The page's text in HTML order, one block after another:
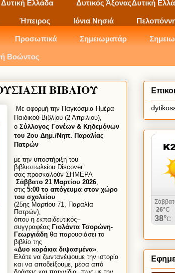
Ελλάδα Δυτικός ΆξοναςΔυτική
Ήπειρος Ιόνια Νησιά
Προσωπικά Σημειωματάρ
Βοώντος
ΒΙΒΛΙΟΥ
Με αφορμή την Παγκόσμια Ημέρα
Παιδικού Βιβλίου (2 Απριλίου),
ο Σύλλογος Γονέων & Κηδεμόνων
του 2ου Δημ./Νηπ. Παραλίας
Πατρών
με την υποστήριξη του
βιβλιοπωλείου Discover
σας προσκαλούν ΣΗΜΕΡΑ
Σάββατο 21 Μαρτίου 2026,
στις 5:00 το απόγευμα στον χώρο
του σχολείου
(25ης Μαρτίου 71, Παραλία
Πατρών),
όπου η εκπαιδευτικός–
συγγραφέας Γιολάντα Τσορώνη-
Γεωργιάδη θα παρουσιάσει το
βιβλίο της
«Δυο κοράκια διψασμένα».
Ελάτε να ζωντανέψουμε την ιστορία
και να αποδείξουμε, μέσα από